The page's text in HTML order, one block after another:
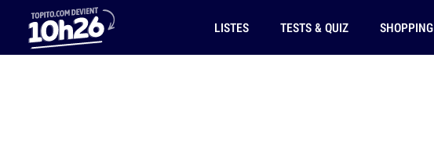
LISTES TESTS & QUIZ SHOPPING